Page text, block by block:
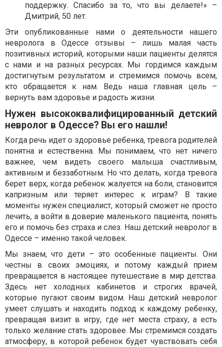
поддержку. Спасибо за то, что вы делаете!» –
Дмитрий, 50 лет.
Эти опубликованные нами о деятельности нашего
невролога в Одессе отзывы – лишь малая часть
позитивных историй, которыми наши пациенты делятся
с нами и на разных ресурсах. Мы гордимся каждым
достигнутым результатом и стремимся помочь всем,
кто обращается к нам. Ведь наша главная цель –
вернуть вам здоровье и радость жизни.
Нужен высококвалифицированный детский
невролог в Одессе? Вы его нашли!
Когда речь идет о здоровье ребенка, тревога родителей
понятна и естественна. Мы понимаем, что нет ничего
важнее, чем видеть своего малыша счастливым,
активным и беззаботным. Но что делать, когда тревога
берет верх, когда ребенок жалуется на боли, становится
капризным или теряет интерес к играм? В такие
моменты нужен специалист, который сможет не просто
лечить, а войти в доверие маленького пациента, понять
его и помочь без страха и слез. Наш детский невролог в
Одессе – именно такой человек.
Мы знаем, что дети – это особенные пациенты. Они
честны в своих эмоциях, и потому каждый прием
превращается в настоящее путешествие в мир детства.
Здесь нет холодных кабинетов и строгих врачей,
которые пугают своим видом. Наш детский невролог
умеет слушать и находить подход к каждому ребенку,
превращая визит в игру, где нет места страху, а есть
только желание стать здоровее. Мы стремимся создать
атмосферу, в которой ребенок будет чувствовать себя